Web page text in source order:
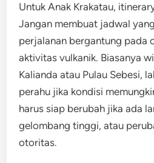
Untuk Anak Krakatau,
Jangan membuat jadwal
perjalanan bergantung pada
aktivitas vulkanik. Biasanya
Kalianda atau Pulau Sebesi,
perahu jika kondisi
harus siap berubah jika ada
gelombang tinggi, atau
otoritas.